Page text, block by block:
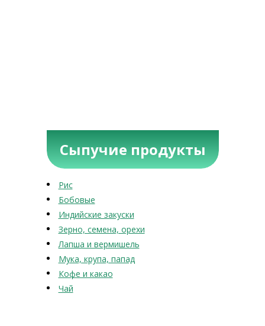
Сыпучие продукты
Рис
Бобовые
Индийские закуски
Зерно, семена, орехи
Лапша и вермишель
Мука, крупа, папад
Кофе и какао
Чай